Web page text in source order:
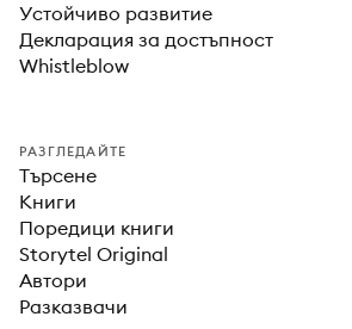
Устойчиво развитие
Декларация за достъпност
Whistleblow
РАЗГЛЕДАЙТЕ
Търсене
Книги
Поредици книги
Storytel Original
Автори
Разказвачи